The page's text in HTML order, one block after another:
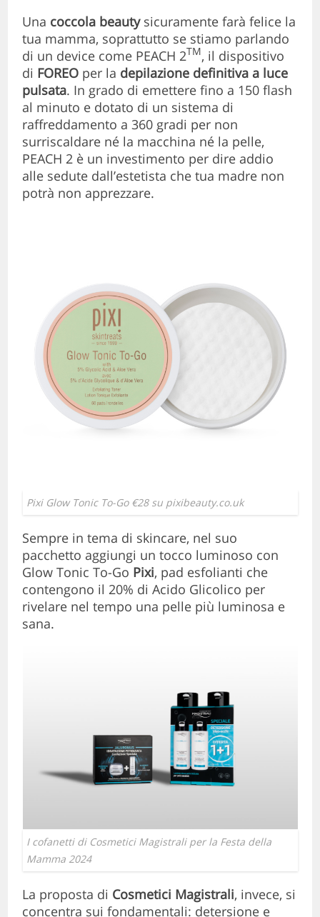
Una coccola beautysicuramente farà felice la
tua mamma, soprattutto se stiamo parlando
di un device come PEACH 2TM, il dispositivo
di FOREO per la depilazione definitiva a luce
pulsata. In grado di emettere fino a 150 flash
al minuto e dotato di un sistema di
raffreddamento a 360 gradi per non
surriscaldare né la macchina né la pelle,
PEACH 2 è un investimento per dire addio
alle sedute dall’estetista che tua madre non
potrà non apprezzare.
Pixi Glow Tonic To-Go €28 su pixibeauty.co.uk
Sempre in tema di skincare, nel suo
pacchetto aggiungi un tocco luminoso con
Glow Tonic To-Go Pixi, pad esfolianti che
contengono il 20% di Acido Glicolico per
rivelare nel tempo una pelle più luminosa e
sana.
I cofanetti di Cosmetici Magistrali per la Festa della
Mamma 2024
La proposta di Cosmetici Magistrali, invece, si
concentra sui fondamentali: detersione e